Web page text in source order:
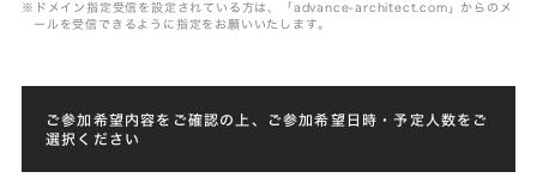
※ドメイン指定受信を設定されている方は、「advance-architect.com」からのメ
ールを受信できるように指定をお願いいたします。
ご参加希望内容をご確認の上、ご参加希望日時・予定人数をご
選択ください